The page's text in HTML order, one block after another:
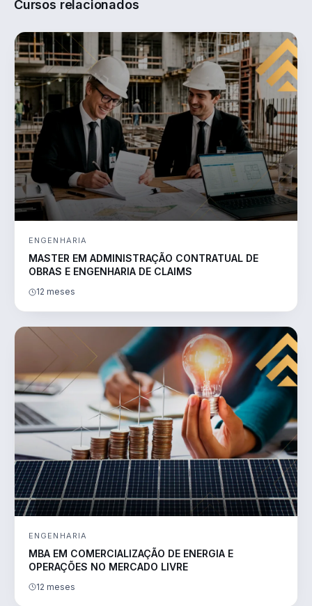
Cursos relacionados
ENGENHARIA
MASTER EM ADMINISTRAÇÃO CONTRATUAL DE
OBRAS E ENGENHARIA DE CLAIMS
12 meses
ENGENHARIA
MBA EM COMERCIALIZAÇÃO DE ENERGIA E
OPERAÇÕES NO MERCADO LIVRE
12 meses